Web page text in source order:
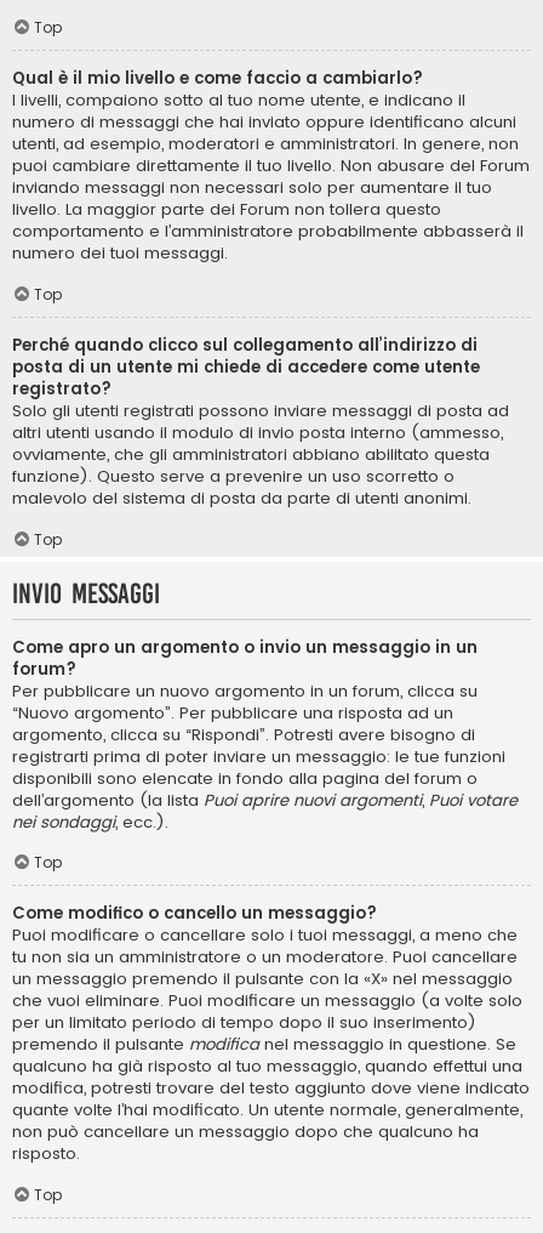
Top
Qual è il mio livello e come faccio a cambiarlo?
I livelli, compaiono sotto al tuo nome utente, e indicano il
numero di messaggi che hai inviato oppure identificano alcuni
utenti, ad esempio, moderatori e amministratori. In genere, non
puoi cambiare direttamente il tuo livello. Non abusare del Forum
inviando messaggi non necessari solo per aumentare il tuo
livello. La maggior parte dei Forum non tollera questo
comportamento e l’amministratore probabilmente abbasserà il
numero dei tuoi messaggi.
Top
Perché quando clicco sul collegamento all’indirizzo di
posta di un utente mi chiede di accedere come utente
registrato?
Solo gli utenti registrati possono inviare messaggi di posta ad
altri utenti usando il modulo di invio posta interno (ammesso,
ovviamente, che gli amministratori abbiano abilitato questa
funzione). Questo serve a prevenire un uso scorretto o
malevolo del sistema di posta da parte di utenti anonimi.
Top
Invio Messaggi
Come apro un argomento o invio un messaggio in un
forum?
Per pubblicare un nuovo argomento in un forum, clicca su
“Nuovo argomento”. Per pubblicare una risposta ad un
argomento, clicca su “Rispondi”. Potresti avere bisogno di
registrarti prima di poter inviare un messaggio: le tue funzioni
disponibili sono elencate in fondo alla pagina del forum o
dell’argomento (la lista Puoi aprire nuovi argomenti, Puoi votare
nei sondaggi, ecc.).
Top
Come modifico o cancello un messaggio?
Puoi modificare o cancellare solo i tuoi messaggi, a meno che
tu non sia un amministratore o un moderatore. Puoi cancellare
un messaggio premendo il pulsante con la «X» nel messaggio
che vuoi eliminare. Puoi modificare un messaggio (a volte solo
per un limitato periodo di tempo dopo il suo inserimento)
premendo il pulsante modificanel messaggio in questione. Se
qualcuno ha già risposto al tuo messaggio, quando effettui una
modifica, potresti trovare del testo aggiunto dove viene indicato
quante volte l’hai modificato. Un utente normale, generalmente,
non può cancellare un messaggio dopo che qualcuno ha
risposto.
Top